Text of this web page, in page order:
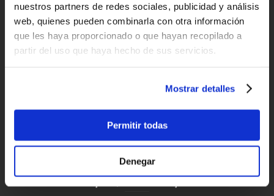
nuestros partners de redes sociales, publicidad y análisis
web, quienes pueden combinarla con otra información
que les haya proporcionado o que hayan recopilado a
partir del uso que haya hecho de sus servicios.
Mostrar detalles
Permitir todas
Denegar
Devoluciones
hasta 14 días naturales
Clientes satisfechos
"Profesionalidad"
"Simples, eficaz e rapido"